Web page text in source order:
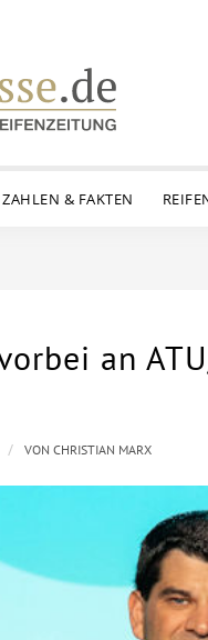
ZAHLEN & FAKTEN
an
/ VON CHRISTIAN MARX